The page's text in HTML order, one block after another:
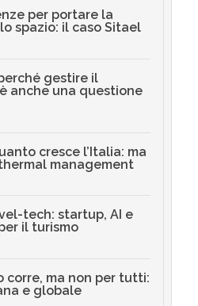
per portare la
spazio: il caso Sitael
gestire il
anche una questione
cresce l’Italia: ma
management
tech: startup, AI e
il turismo
corre, ma non per tutti:
e globale